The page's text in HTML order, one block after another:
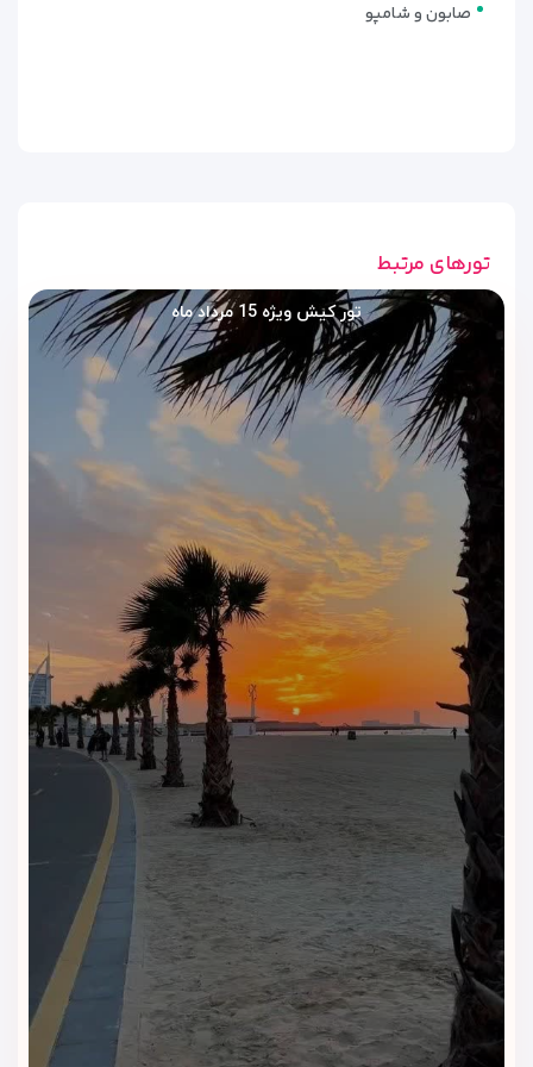
امکانات رفاهی و تفریحی هتل صدف
کیش | اقامتی که شایسته شماست
وقتی به جزیره زیبای کیش سفر می‌کنید، تنها یک اقامتگاه ساده
کافی نیست؛ شما به هتلی نیاز دارید که هر لحظه از حضورتان را به
یک خاطره شیرین تبدیل کند.هتل صدف کیش
است که رفاه، آرامش و تفریح را یکجا در اختیارتان می‌گذارد. این هتل
چهارستاره با خدماتی کامل و فضایی آرام، انتخابی ایده‌آل برای
مسافرانی است که می‌خواهند سفری بی‌دغدغه و رویایی را تجربه
کنند.
امکانات رفاهی هتل صدف کیش
هتل صدف تمام جزئیات را در نظر گرفته تا شما هیچ کمبودی حس
نکنید:
اینترنت پرسرعت رایگان در تمام بخش‌های هتل برای ارتباطی
بدون وقفه
سیستم تهویه مطبوع مدرن
برای هوایی خنک و دلنشین در
تمام فصول
🛎پذیرش و روم‌سرویس ۲۴ ساعته
با پرسنلی مجرب و خوش‌برخورد
تاکسی‌سرویس شبانه‌روزیبرای رفت‌وآمد راحت به جاذبه‌های
کیش
صابون و شامپو
تورهای مرتبط
تور کیش ویژه 15 مرداد ماه